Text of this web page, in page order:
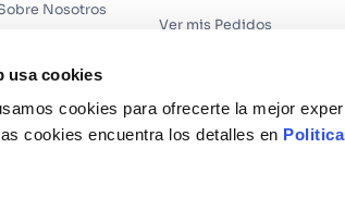
usa cookies
cookies para ofrecerte la mejor
cookies encuentra los detalles en
Nosotros
Ver mis Pedidos
Recuperar Contraseña